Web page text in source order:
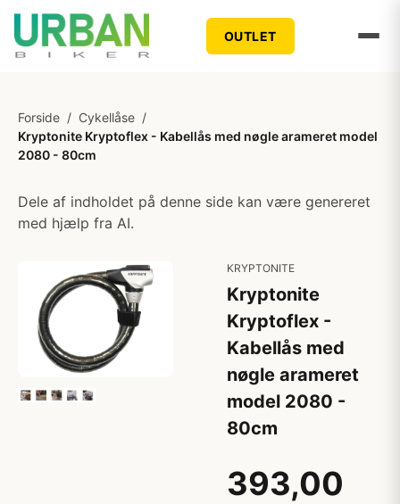
OUTLET
Forside / Cykellåse /
Kryptonite Kryptoflex - Kabellås med nøgle arameret model
2080 - 80cm
Dele af indholdet på denne side kan være genereret
med hjælp fra AI.
KRYPTONITE
Kryptonite
Kryptoflex -
Kabellås med
nøgle arameret
model 2080 -
80cm
393,00